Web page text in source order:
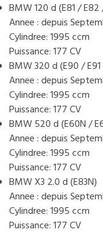
BMW 120 d (E81 /
Annee : depuis
Cylindree: 1995 ccm
Puissance: 177 CV
BMW 320 d (E90 /
Annee : depuis
Cylindree: 1995 ccm
Puissance: 177 CV
BMW 520 d (E60N /
Annee : depuis
Cylindree: 1995 ccm
Puissance: 177 CV
BMW X3 2.0 d (E83N)
Annee : depuis
Cylindree: 1995 ccm
Puissance: 177 CV